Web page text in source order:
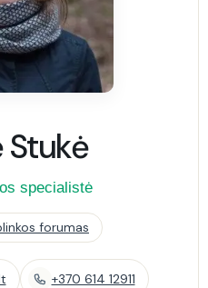
Stukė
specialistė
forumas
+370 614 12911